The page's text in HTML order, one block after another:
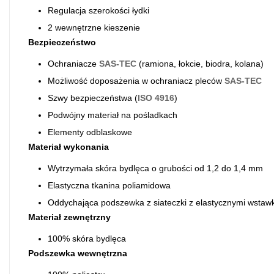
Regulacja szerokości łydki
2 wewnętrzne kieszenie
Bezpieczeństwo
Ochraniacze SAS-TEC (ramiona, łokcie, biodra, kolana)
Możliwość doposażenia w ochraniacz pleców SAS-TEC
Szwy bezpieczeństwa (ISO 4916)
Podwójny materiał na pośladkach
Elementy odblaskowe
Materiał wykonania
Wytrzymała skóra bydlęca o grubości od 1,2 do 1,4 mm
Elastyczna tkanina poliamidowa
Oddychająca podszewka z siateczki z elastycznymi
Materiał zewnętrzny
100% skóra bydlęca
Podszewka wewnętrzna